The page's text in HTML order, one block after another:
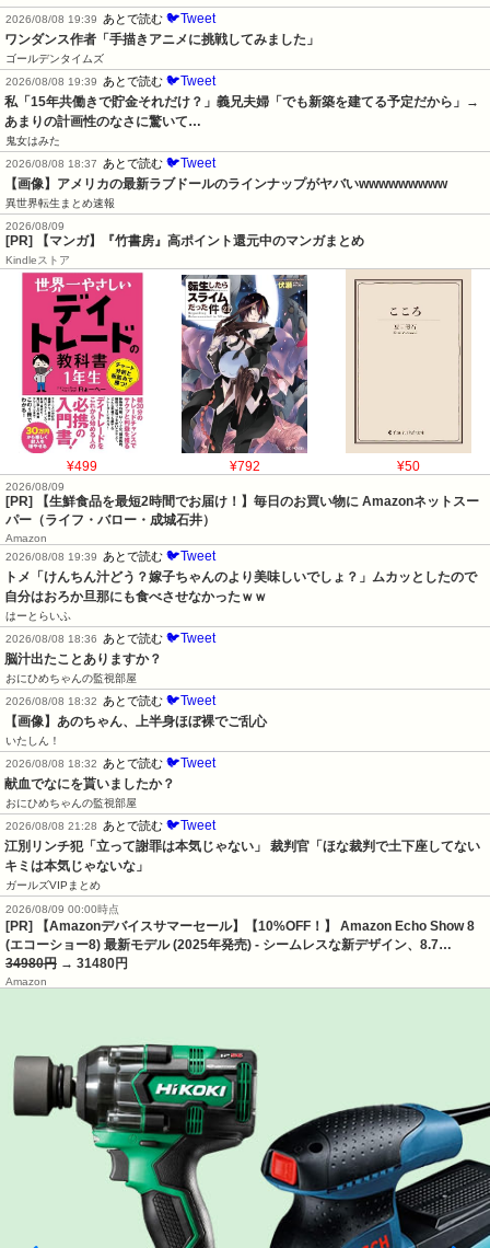
2026/08/08 19:39
あとで読む 🐦Tweet
ワンダンス作者「手描きアニメに挑戦してみました」
ゴールデンタイムズ
2026/08/08 19:39
あとで読む 🐦Tweet
私「15年共働きで貯金それだけ？」義兄夫婦「でも新築を建てる予定だから」→
あまりの計画性のなさに驚いて…
鬼女はみた
2026/08/08 18:37
あとで読む 🐦Tweet
【画像】アメリカの最新ラブドールのラインナップがヤバいwwwwwwwww
異世界転生まとめ速報
2026/08/09
[PR] 【マンガ】『竹書房』高ポイント還元中のマンガまとめ
Kindleストア
¥499 ¥792 ¥50
2026/08/09
[PR] 【生鮮食品を最短2時間でお届け！】毎日のお買い物に Amazonネットスー
パー（ライフ・バロー・成城石井）
Amazon
2026/08/08 19:39
あとで読む 🐦Tweet
トメ「けんちん汁どう？嫁子ちゃんのより美味しいでしょ？」ムカッとしたので
自分はおろか旦那にも食べさせなかったｗｗ
はーとらいふ
2026/08/08 18:36
あとで読む 🐦Tweet
脳汁出たことありますか？
おにひめちゃんの監視部屋
2026/08/08 18:32
あとで読む 🐦Tweet
【画像】あのちゃん、上半身ほぼ裸でご乱心
いたしん！
2026/08/08 18:32
あとで読む 🐦Tweet
献血でなにを貰いましたか？
おにひめちゃんの監視部屋
2026/08/08 21:28
あとで読む 🐦Tweet
江別リンチ犯「立って謝罪は本気じゃない」 裁判官「ほな裁判で土下座してない
キミは本気じゃないな」
ガールズVIPまとめ
2026/08/09 00:00時点
[PR] 【Amazonデバイスサマーセール】【10%OFF！】 Amazon Echo Show 8
(エコーショー8) 最新モデル (2025年発売) - シームレスな新デザイン、8.7…
34980円 → 31480円
Amazon